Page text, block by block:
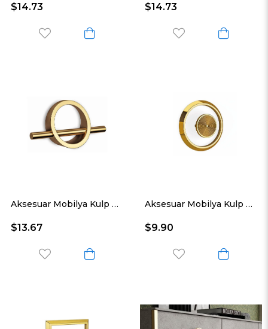
$14.73 $14.73
Aksesuar Mobilya Kulp Parlak Altın Yç
$13.67
Aksesuar Mobilya Kulp Parlak Altın Eyh
$9.90